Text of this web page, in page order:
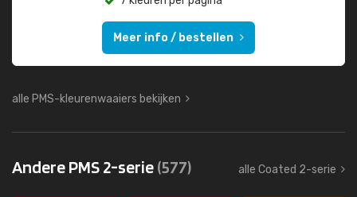
Meer info / bestellen
alle PMS-kleurenwaaiers bekijken
Andere PMS 2-serie(577) alle Coated 2-serie